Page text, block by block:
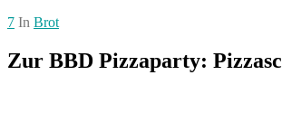
7 In Brot
Zur BBD Pizzaparty: